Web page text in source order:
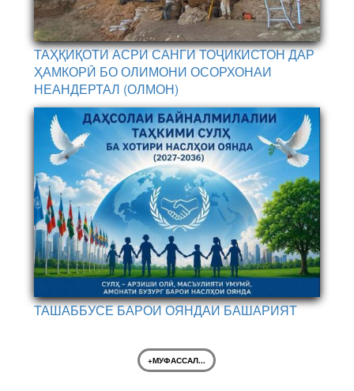
ТАҲҚИҚОТИ АСРИ САНГИ ТОҶИКИСТОН ДАР
ҲАМКОРӢ БО ОЛИМОНИ ОСОРХОНАИ
НЕАНДЕРТАЛ (ОЛМОН)
ТАШАББУСЕ БАРОИ ОЯНДАИ БАШАРИЯТ
+МУФАССАЛ...